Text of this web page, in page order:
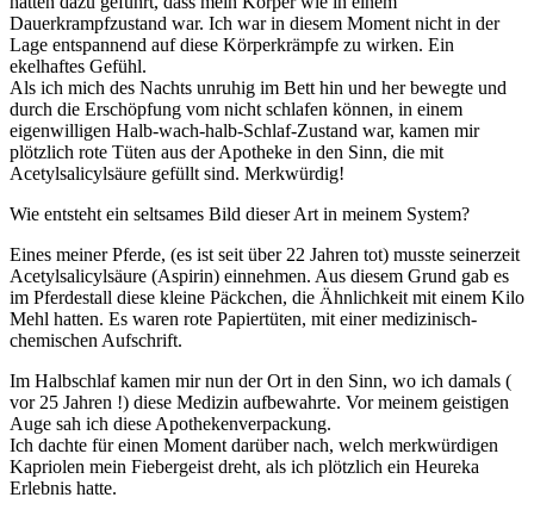
Dauerkrampfzustand war. Ich war in diesem Moment nicht in der
Lage entspannend auf diese Körperkrämpfe zu wirken. Ein
ekelhaftes Gefühl.
Als ich mich des Nachts unruhig im Bett hin und her bewegte und
durch die Erschöpfung vom nicht schlafen können, in einem
eigenwilligen Halb-wach-halb-Schlaf-Zustand war, kamen mir
plötzlich rote Tüten aus der Apotheke in den Sinn, die mit
Acetylsalicylsäure gefüllt sind. Merkwürdig!
Wie entsteht ein seltsames Bild dieser Art in meinem System?
Eines meiner Pferde, (es ist seit über 22 Jahren tot) musste seinerzeit
Acetylsalicylsäure (Aspirin) einnehmen. Aus diesem Grund gab es
im Pferdestall diese kleine Päckchen, die Ähnlichkeit mit einem Kilo
Mehl hatten. Es waren rote Papiertüten, mit einer medizinisch-
chemischen Aufschrift.
Im Halbschlaf kamen mir nun der Ort in den Sinn, wo ich damals (
vor 25 Jahren !) diese Medizin aufbewahrte. Vor meinem geistigen
Auge sah ich diese Apothekenverpackung.
Ich dachte für einen Moment darüber nach, welch merkwürdigen
Kapriolen mein Fiebergeist dreht, als ich plötzlich ein Heureka
Erlebnis hatte.